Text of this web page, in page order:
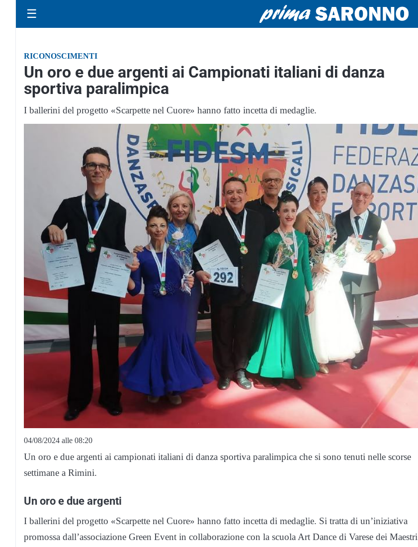
☰
RICONOSCIMENTI
Un oro e due argenti ai Campionati italiani di danza
sportiva paralimpica
I ballerini del progetto «Scarpette nel Cuore» hanno fatto incetta di medaglie.
04/08/2024 alle 08:20
Un oro e due argenti ai campionati italiani di danza sportiva paralimpica che si sono tenuti nelle scorse
settimane a Rimini.
Un oro e due argenti
I ballerini del progetto «Scarpette nel Cuore» hanno fatto incetta di medaglie. Si tratta di un’iniziativa
promossa dall’associazione Green Event in collaborazione con la scuola Art Dance di Varese dei Maestri